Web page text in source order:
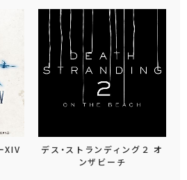
XIV
デス・ストランディング２ オ
ンザビーチ